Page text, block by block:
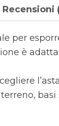
Recensioni
per
è